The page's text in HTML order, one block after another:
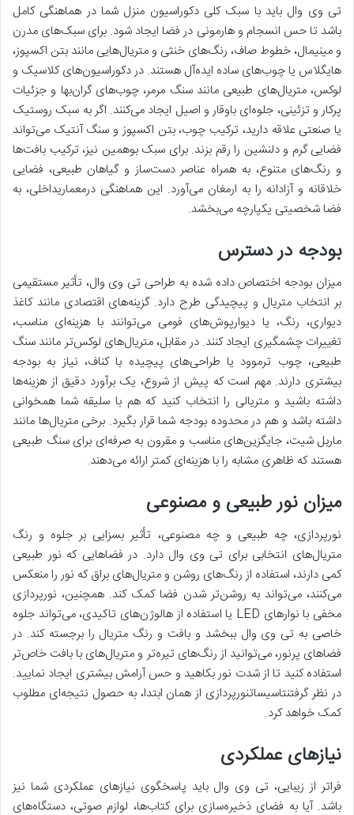
تی وی وال باید با سبک کلی دکوراسیون منزل شما در هماهنگی کامل
باشد تا حس انسجام و هارمونی در فضا ایجاد شود. برای سبک‌های مدرن
و مینیمال، خطوط صاف، رنگ‌های خنثی و متریال‌هایی مانند بتن اکسپوز،
هایگلاس یا چوب‌های ساده ایده‌آل هستند. در دکوراسیون‌های کلاسیک و
لوکس، متریال‌های طبیعی مانند سنگ مرمر، چوب‌های گران‌بها و جزئیات
پرکار و تزئینی، جلوه‌ای باوقار و اصیل ایجاد می‌کنند. اگر به سبک روستیک
یا صنعتی علاقه دارید، ترکیب چوب، بتن اکسپوز و سنگ آنتیک می‌تواند
فضایی گرم و دلنشین را رقم بزند. برای سبک بوهمین نیز، ترکیب بافت‌ها
و رنگ‌های متنوع، به همراه عناصر دست‌ساز و گیاهان طبیعی، فضایی
خلاقانه و آزادانه را به ارمغان می‌آورد. این هماهنگی درمعماریداخلی، به
فضا شخصیتی یکپارچه می‌بخشد.
بودجه در دسترس
میزان بودجه اختصاص داده شده به طراحی تی وی وال، تأثیر مستقیمی
بر انتخاب متریال و پیچیدگی طرح دارد. گزینه‌های اقتصادی مانند کاغذ
دیواری، رنگ، یا دیوارپوش‌های فومی می‌توانند با هزینه‌ای مناسب،
تغییرات چشمگیری ایجاد کنند. در مقابل، متریال‌های لوکس‌تر مانند سنگ
طبیعی، چوب ترموود یا طراحی‌های پیچیده با کناف، نیاز به بودجه
بیشتری دارند. مهم است که پیش از شروع، یک برآورد دقیق از هزینه‌ها
داشته باشید و متریالی را انتخاب کنید که هم با سلیقه شما همخوانی
داشته باشد و هم در محدوده بودجه شما قرار بگیرد. برخی متریال‌ها مانند
ماربل شیت، جایگزین‌های مناسب و مقرون به صرفه‌ای برای سنگ طبیعی
هستند که ظاهری مشابه را با هزینه‌ای کمتر ارائه می‌دهند.
میزان نور طبیعی و مصنوعی
نورپردازی، چه طبیعی و چه مصنوعی، تأثیر بسزایی بر جلوه و رنگ
متریال‌های انتخابی برای تی وی وال دارد. در فضاهایی که نور طبیعی
کمی دارند، استفاده از رنگ‌های روشن و متریال‌های براق که نور را منعکس
می‌کنند، می‌تواند به روشن‌تر شدن فضا کمک کند. همچنین، نورپردازی
مخفی با نوارهای LED یا استفاده از هالوژن‌های تاکیدی، می‌تواند جلوه
خاصی به تی وی وال ببخشد و بافت و رنگ متریال را برجسته کند. در
فضاهای پرنور، می‌توانید از رنگ‌های تیره‌تر و متریال‌های با بافت خاص‌تر
استفاده کنید تا از شدت نور بکاهید و حس آرامش بیشتری ایجاد نمایید.
در نظر گرفتنتاسیساتنورپردازی از همان ابتدا، به حصول نتیجه‌ای مطلوب
کمک خواهد کرد.
نیازهای عملکردی
فراتر از زیبایی، تی وی وال باید پاسخگوی نیازهای عملکردی شما نیز
باشد. آیا به فضای ذخیره‌سازی برای کتاب‌ها، لوازم صوتی، دستگاه‌های